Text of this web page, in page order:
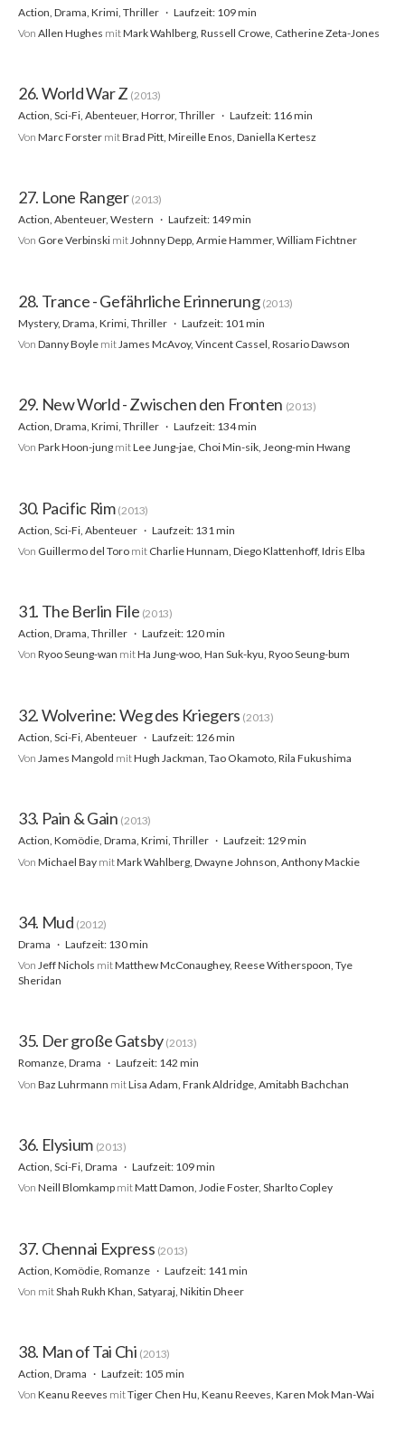
Action, Drama, Krimi, Thriller
Laufzeit: 109 min
Von Allen Hughes mitMark Wahlberg, Russell Crowe, Catherine Zeta-Jones
26. World War Z (2013)
Action, Sci-Fi, Abenteuer, Horror, Thriller
Laufzeit: 116 min
Von Marc Forster mitBrad Pitt, Mireille Enos, Daniella Kertesz
27. Lone Ranger (2013)
Action, Abenteuer, Western
Laufzeit: 149 min
Von Gore Verbinski mitJohnny Depp, Armie Hammer, William Fichtner
28. Trance - Gefährliche Erinnerung (2013)
Mystery, Drama, Krimi, Thriller
Laufzeit: 101 min
Von Danny Boyle mit James McAvoy, Vincent Cassel, Rosario Dawson
29. New World - Zwischen den Fronten (2013)
Action, Drama, Krimi, Thriller
Laufzeit: 134 min
Von Park Hoon-jung mitLee Jung-jae, Choi Min-sik, Jeong-min Hwang
30. Pacific Rim (2013)
Action, Sci-Fi, Abenteuer
Laufzeit: 131 min
Von Guillermo del Toro mit Charlie Hunnam, Diego Klattenhoff, Idris Elba
31. The Berlin File (2013)
Action, Drama, Thriller
Laufzeit: 120 min
Von Ryoo Seung-wan mitHa Jung-woo, Han Suk-kyu, Ryoo Seung-bum
32. Wolverine: Weg des Kriegers (2013)
Action, Sci-Fi, Abenteuer
Laufzeit: 126 min
Von James Mangold mitHugh Jackman, Tao Okamoto, Rila Fukushima
33. Pain & Gain (2013)
Action, Komödie, Drama, Krimi, Thriller
Laufzeit: 129 min
Von Michael Bay mitMark Wahlberg, Dwayne Johnson, Anthony Mackie
34. Mud (2012)
Drama
Laufzeit: 130 min
Von Jeff Nichols mitMatthew McConaughey, Reese Witherspoon, Tye
Sheridan
35. Der große Gatsby (2013)
Romanze, Drama
Laufzeit: 142 min
Von Baz Luhrmann mitLisa Adam, Frank Aldridge, Amitabh Bachchan
36. Elysium (2013)
Action, Sci-Fi, Drama
Laufzeit: 109 min
Von Neill Blomkamp mitMatt Damon, Jodie Foster, Sharlto Copley
37. Chennai Express (2013)
Action, Komödie, Romanze
Laufzeit: 141 min
Von mitShah Rukh Khan, Satyaraj, Nikitin Dheer
38. Man of Tai Chi (2013)
Action, Drama
Laufzeit: 105 min
Von Keanu Reeves mitTiger Chen Hu, Keanu Reeves, Karen Mok Man-Wai